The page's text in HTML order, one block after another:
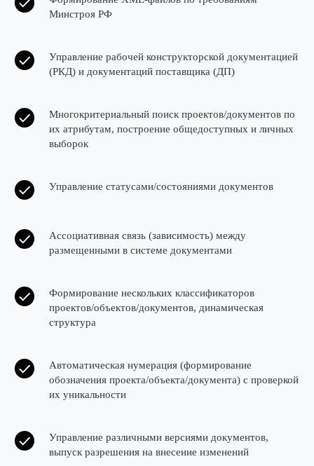
Минстроя РФ
Управление рабочей конструкторской документацией
(РКД) и документаций поставщика (ДП)
Многокритериальный поиск проектов/документов по
их атрибутам, построение общедоступных и личных
выборок
Управление статусами/состояниями документов
Ассоциативная связь (зависимость) между
размещенными в системе документами
Формирование нескольких классификаторов
проектов/объектов/документов, динамическая
структура
Автоматическая нумерация (формирование
обозначения проекта/объекта/документа) с проверкой
их уникальности
Управление различными версиями документов,
выпуск разрешения на внесение изменений